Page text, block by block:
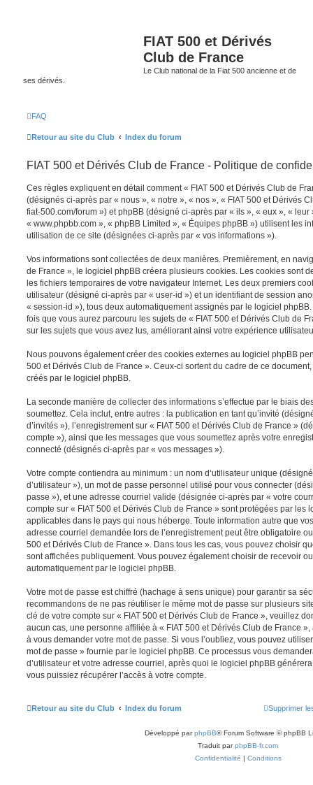
FIAT 500 et Dérivés
Club de France
Le Club national de la Fiat 500 ancienne et de
ses dérivés.
FAQ
Retour au site du Club Index du forum
FIAT 500 et Dérivés Club de France - Politique de
Ces règles expliquent en détail comment « FIAT 500 et Dérivés Club de
(désignés ci-après par « nous », « notre », « nos », « FIAT 500 et Dérivés
fiat-500.com/forum ») et phpBB (désigné ci-après par « ils », « eux », «
« www.phpbb.com », « phpBB Limited », « Équipes phpBB ») utilisent les
utilisation de ce site (désignées ci-après par « vos informations »).
Vos informations sont collectées de deux manières. Premièrement, en
de France », le logiciel phpBB créera plusieurs cookies. Les cookies sont
les fichiers temporaires de votre navigateur Internet. Les deux premiers
utilisateur (désigné ci-après par « user-id ») et un identifiant de session
« session-id »), tous deux automatiquement assignés par le logiciel
fois que vous aurez parcouru les sujets de « FIAT 500 et Dérivés Club de
sur les sujets que vous avez lus, améliorant ainsi votre expérience
Nous pouvons également créer des cookies externes au logiciel phpBB
500 et Dérivés Club de France ». Ceux-ci sortent du cadre de ce
créés par le logiciel phpBB.
La seconde manière de collecter des informations s’effectue par le biais
soumettez. Cela inclut, entre autres : la publication en tant qu’invité
d’invités »), l’enregistrement sur « FIAT 500 et Dérivés Club de France »
compte »), ainsi que les messages que vous soumettez après votre
connecté (désignés ci-après par « vos messages »).
Votre compte contiendra au minimum : un nom d’utilisateur unique
d’utilisateur »), un mot de passe personnel utilisé pour vous connecter
passe »), et une adresse courriel valide (désignée ci-après par « votre
compte sur « FIAT 500 et Dérivés Club de France » sont protégées par les
applicables dans le pays qui nous héberge. Toute information autre que
adresse courriel demandée lors de l’enregistrement peut être obligatoire
500 et Dérivés Club de France ». Dans tous les cas, vous pouvez choisir
sont affichées publiquement. Vous pouvez également choisir de recevoir
automatiquement par le logiciel phpBB.
Votre mot de passe est chiffré (hachage à sens unique) pour garantir sa
recommandons de ne pas réutiliser le même mot de passe sur plusieurs
clé de votre compte sur « FIAT 500 et Dérivés Club de France », veuillez
aucun cas, une personne affiliée à « FIAT 500 et Dérivés Club de France
à vous demander votre mot de passe. Si vous l’oubliez, vous pouvez
mot de passe » fournie par le logiciel phpBB. Ce processus vous
d’utilisateur et votre adresse courriel, après quoi le logiciel phpBB
vous puissiez récupérer l’accès à votre compte.
Retour au site du Club Index du forum Supprimer
Développé parphpBB® Forum Software © phpBB
Traduit parphpBB-fr.com
Confidentialité | Conditions